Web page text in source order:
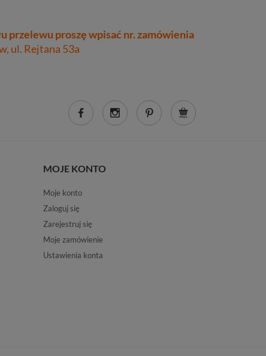
przelewu proszę wpisać nr. zamówienia
ul. Rejtana 53a
MOJE KONTO
Moje konto
Zaloguj się
Zarejestruj się
Moje zamówienie
Ustawienia konta